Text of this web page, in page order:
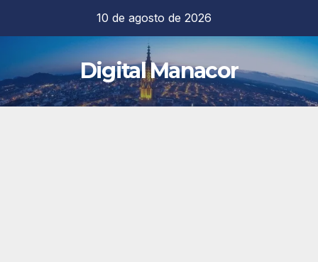
contenido
10 de agosto de 2026
Digital Manacor